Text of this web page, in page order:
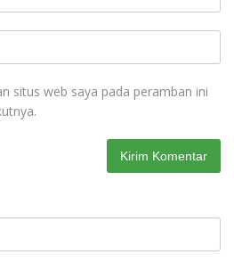
situs web saya pada peramban ini